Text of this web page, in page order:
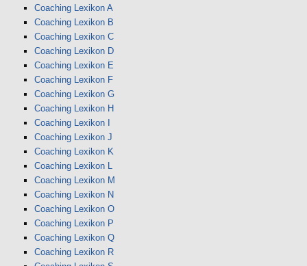
Coaching Lexikon A
Coaching Lexikon B
Coaching Lexikon C
Coaching Lexikon D
Coaching Lexikon E
Coaching Lexikon F
Coaching Lexikon G
Coaching Lexikon H
Coaching Lexikon I
Coaching Lexikon J
Coaching Lexikon K
Coaching Lexikon L
Coaching Lexikon M
Coaching Lexikon N
Coaching Lexikon O
Coaching Lexikon P
Coaching Lexikon Q
Coaching Lexikon R